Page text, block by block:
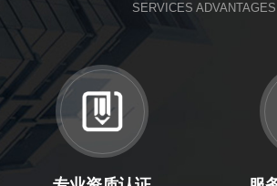
SERVICES ADVANTAGES